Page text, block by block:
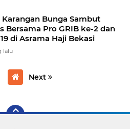
Bunga Sambut
Bersama Pro GRIB ke-2 dan
di Asrama Haji Bekasi
lalu
Next